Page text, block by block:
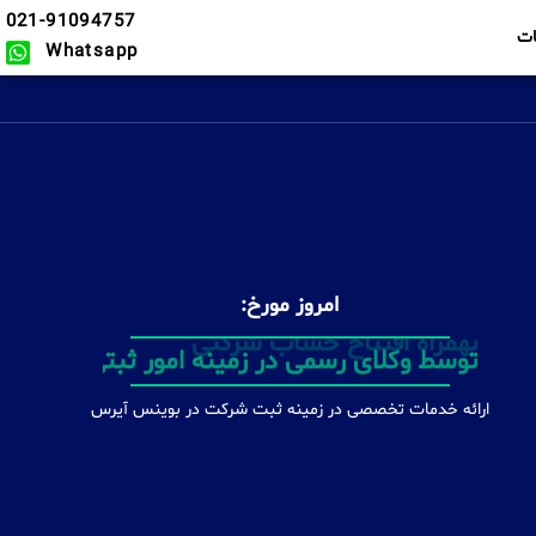
021-91094757
Whatsapp
امروز مورخ:
بهمراه افتتاح حساب شرکتی
ارائه خدمات تخصصی در زمینه ثبت شرکت در بوينس آيرس